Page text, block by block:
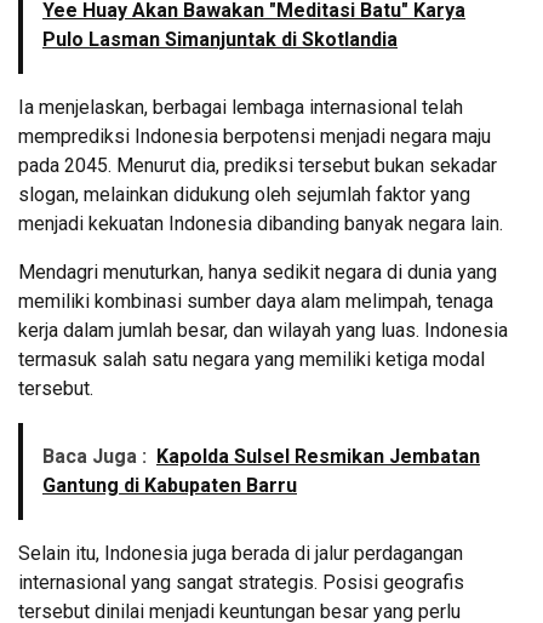
Yee Huay Akan Bawakan "Meditasi Batu" Karya
Pulo Lasman Simanjuntak di Skotlandia
Ia menjelaskan, berbagai lembaga internasional telah
memprediksi Indonesia berpotensi menjadi negara maju
pada 2045. Menurut dia, prediksi tersebut bukan sekadar
slogan, melainkan didukung oleh sejumlah faktor yang
menjadi kekuatan Indonesia dibanding banyak negara lain.
Mendagri menuturkan, hanya sedikit negara di dunia yang
memiliki kombinasi sumber daya alam melimpah, tenaga
kerja dalam jumlah besar, dan wilayah yang luas. Indonesia
termasuk salah satu negara yang memiliki ketiga modal
tersebut.
Baca Juga : Kapolda Sulsel Resmikan Jembatan
Gantung di Kabupaten Barru
Selain itu, Indonesia juga berada di jalur perdagangan
internasional yang sangat strategis. Posisi geografis
tersebut dinilai menjadi keuntungan besar yang perlu